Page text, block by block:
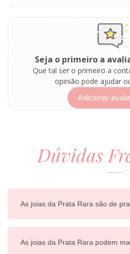
Seja o primeiro a
Que tal ser o primeiro a
opinião pode ajudar
Adicionar
Dúvidas
As joias da Prata Rara são de
As joias da Prata Rara podem